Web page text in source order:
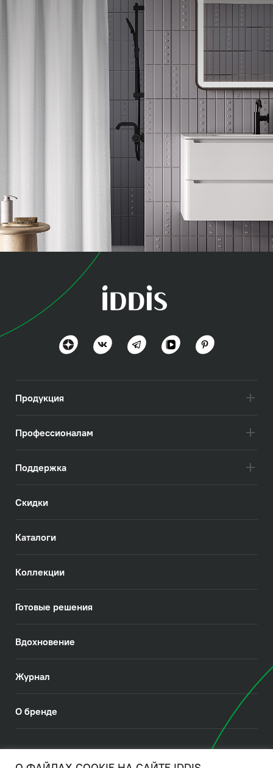
коллекция
Декор (Décor)
Продукция
Профессионалам
Поддержка
Скидки
Каталоги
Коллекции
Готовые решения
Вдохновение
Журнал
О бренде